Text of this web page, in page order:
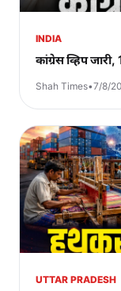
INDIA
कांग्रेस व्हिप
Shah Times•7/8/
UTTAR PRADESH